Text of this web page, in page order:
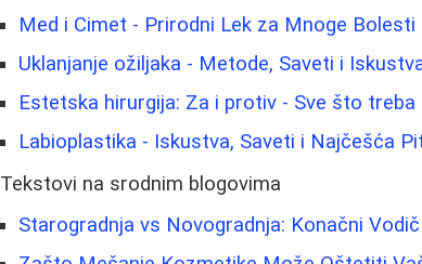
Med i Cimet - Prirodni Lek za Mnoge Bolesti
Uklanjanje ožiljaka - Metode, Saveti i
Estetska hirurgija: Za i protiv - Sve što treba
Labioplastika - Iskustva, Saveti i Najčešća
Tekstovi na srodnim blogovima
Starogradnja vs Novogradnja: Konačni